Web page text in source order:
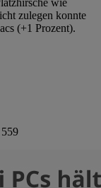
wie
zulegen konnte
(+1 Prozent).